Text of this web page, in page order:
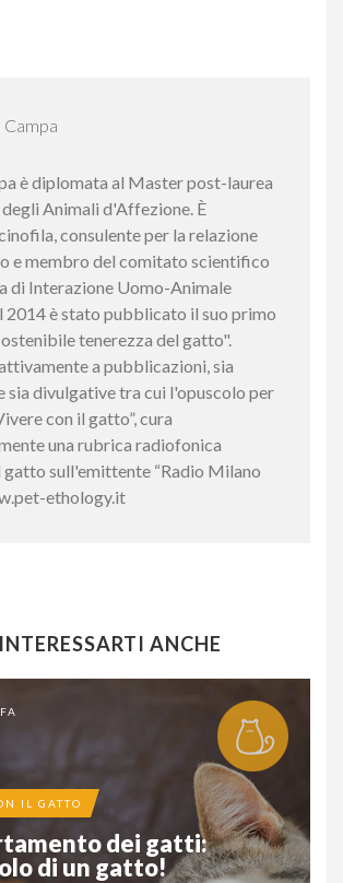
Campa
è diplomata al Master post-laurea
Animali d'Affezione. È
consulente per la relazione
e membro del comitato scientifico
di Interazione Uomo-Animale
2014 è stato pubblicato il suo primo
tenerezza del gatto".
a pubblicazioni, sia
sia divulgative tra cui l'opuscolo per
con il gatto”, cura
una rubrica radiofonica
gatto sull'emittente “Radio Milano
ethology.it
ANCHE
IL GATTO
dei gatti:
di un gatto!